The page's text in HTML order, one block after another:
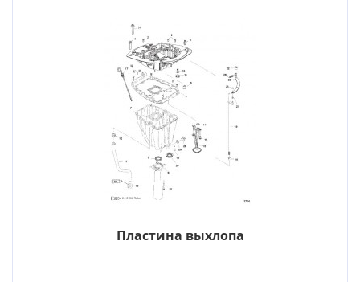
Пластина выхлопа